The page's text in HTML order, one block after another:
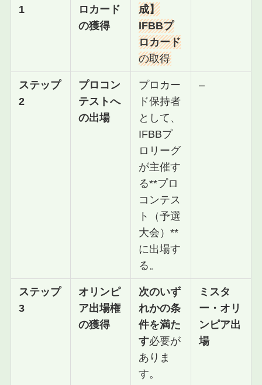
1
ロカード
の獲得
成】
IFBBプ
ロカード
の取得
ステップ
2
プロコン
テストへ
の出場
プロカー
ド保持者
として、
IFBBプ
ロリーグ
が主催す
る**プロ
コンテス
ト（予選
大会）**
に出場す
る。
–
ステップ
3
オリンピ
ア出場権
の獲得
次のいず
れかの条
件を満た
す必要が
ありま
す。
ミスタ
ー・オリ
ンピア出
場